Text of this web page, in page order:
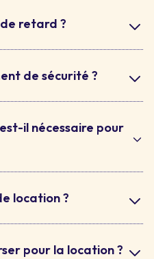
retard ?
de sécurité ?
il nécessaire pour
location ?
pour la location ?